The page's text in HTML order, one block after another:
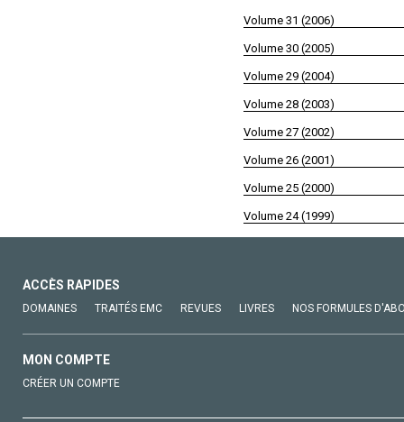
Volume 31 (2006)
Volume 30 (2005)
Volume 29 (2004)
Volume 28 (2003)
Volume 27 (2002)
Volume 26 (2001)
Volume 25 (2000)
Volume 24 (1999)
ACCÈS RAPIDES
DOMAINES TRAITÉS EMC REVUES LIVRES NOS FORMULES
MON COMPTE
CRÉER UN COMPTE